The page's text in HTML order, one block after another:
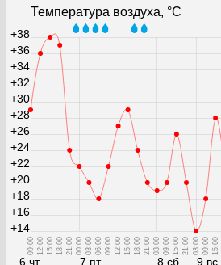
Температура воздуха, °С
6 чт
09:00 12:00 15:00 18:00 21:00
7 пт
00:00 03:00 06:00 09:00 12:00 15:00 18:00 21:00
8 сб
03:00 09:00 15:00 21:00
9 вс
03:00 09:00 15:00
+14
+16
+18
+20
+22
+24
+26
+28
+30
+32
+34
+36
+38